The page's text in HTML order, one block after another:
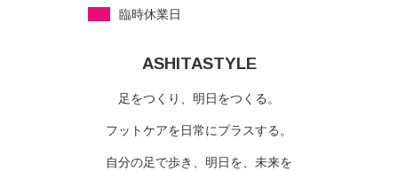
臨時休業日
ASHITASTYLE
足をつくり、明日をつくる。
フットケアを日常にプラスする。
自分の足で歩き、明日を、未来を